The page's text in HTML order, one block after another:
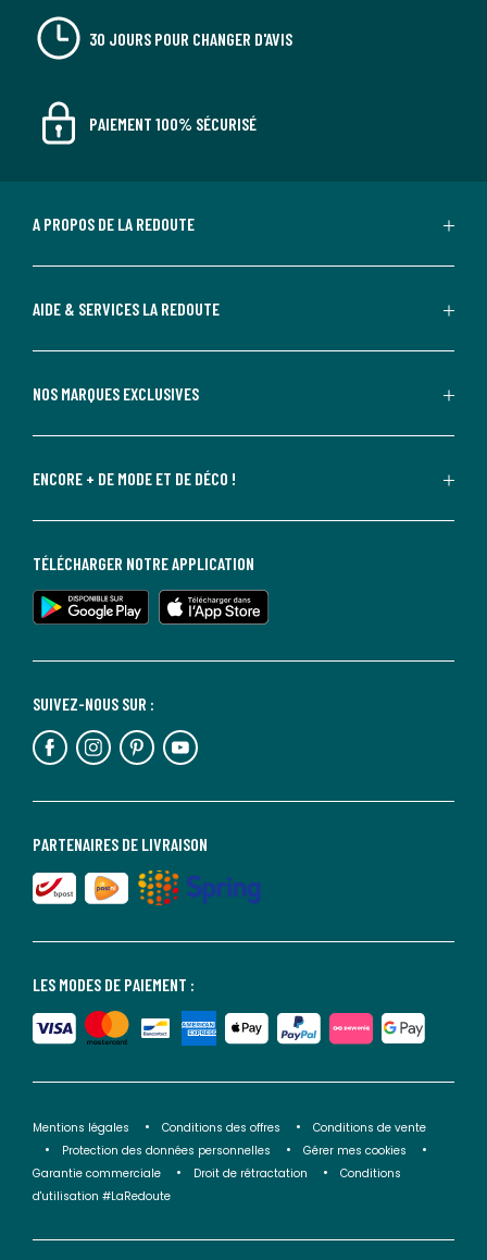
30 JOURS POUR CHANGER D'AVIS
PAIEMENT 100% SÉCURISÉ
A PROPOS DE LA REDOUTE
AIDE & SERVICES LA REDOUTE
NOS MARQUES EXCLUSIVES
ENCORE + DE MODE ET DE DÉCO !
LES MODES DE PAIEMENT :
PARTENAIRES DE LIVRAISON
SUIVEZ-NOUS SUR :
TÉLÉCHARGER NOTRE APPLICATION
Mentions légales Conditions des offres
Conditions de vente
Protection des données personnelles
Gérer mes cookies
Garantie commerciale
Droit de rétractation
Conditions
d'utilisation #LaRedoute